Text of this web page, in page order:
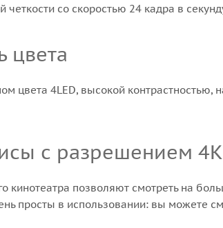
четкости со скоростью 24 кадра в
цвета
цвета 4LED, высокой
с разрешением 4K
кинотеатра позволяют смотреть на
просты в использовании: вы можете